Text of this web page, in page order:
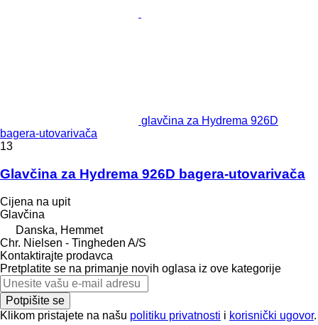
glavčina za Hydrema 926D
bagerа-utovarivačа
13
Glavčina za Hydrema 926D bagera-utovarivača
Cijena na upit
Glavčina
Danska, Hemmet
Chr. Nielsen - Tingheden A/S
Kontaktirajte prodavca
Pretplatite se na primanje novih oglasa iz ove kategorije
Potpišite se
Klikom pristajete na našu politiku privatnosti i korisnički ugovor.